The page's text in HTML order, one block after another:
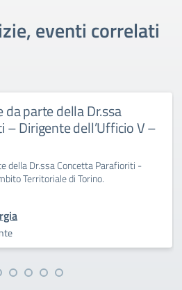
eventi correlati
parte della Dr.ssa
Dirigente dell’Ufficio V –
della Dr.ssa Concetta Parafioriti -
Territoriale di Torino.